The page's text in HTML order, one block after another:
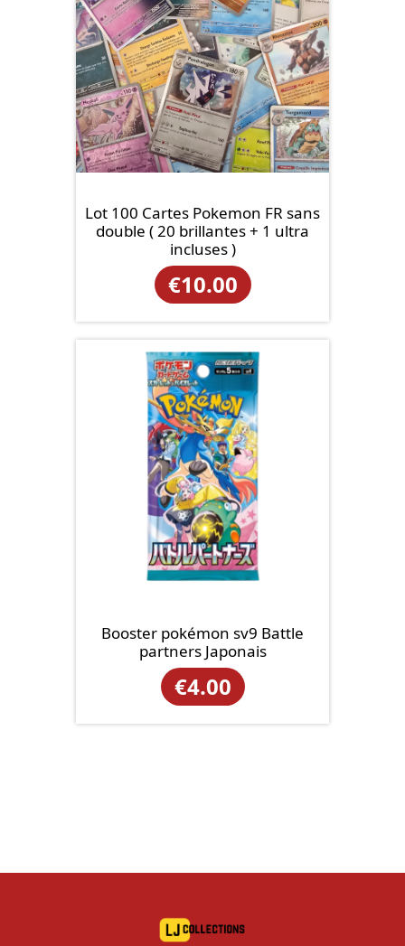
Lot 100 Cartes Pokemon FR sans
double ( 20 brillantes + 1 ultra
incluses )
€10.00
Booster pokémon sv9 Battle
partners Japonais
€4.00